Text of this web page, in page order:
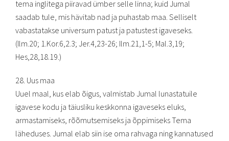
tema inglitega piiravad ümber selle linna; kuid Jumal
saadab tule, mis hävitab nad ja puhastab maa. Selliselt
vabastatakse universum patust ja patustest igaveseks.
(Ilm.20; 1.Kor.6,2.3; Jer.4,23-26; Ilm.21,1-5; Mal.3,19;
Hes,28,18.19.)
28. Uus maa
Uuel maal, kus elab õigus, valmistab Jumal lunastatuile
igavese kodu ja täiusliku keskkonna igaveseks eluks,
armastamiseks, rõõmutsemiseks ja õppimiseks Tema
läheduses. Jumal elab siin ise oma rahvaga ning kannatused